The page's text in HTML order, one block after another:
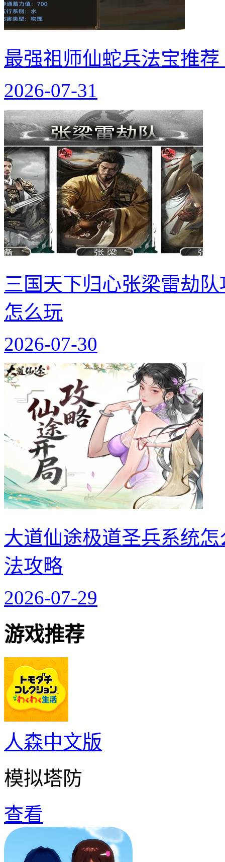
最强祖师仙蛇兵法宝推
2026-07-31
三国天下归心张梁雷劫
怎么玩
2026-07-30
大道仙途极道圣兵系统
法攻略
2026-07-29
游戏推荐
人森中文版
模拟塔防
查看